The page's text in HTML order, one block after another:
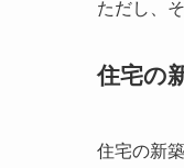
ただし、
住宅の
住宅の新